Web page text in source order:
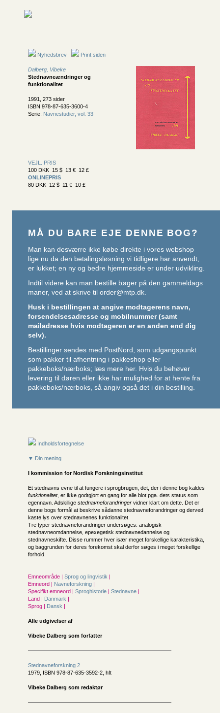
Nyhedsbrev Print siden
Dalberg, Vibeke
Stednavneændringer og
funktionalitet
1991, 273 sider
ISBN 978-87-635-3600-4
Serie: Navnestudier, vol. 33
VEJL. PRIS
100 DKK 15 $ 13 € 12 £
ONLINEPRIS
80 DKK 12 $ 11 € 10 £
MÅ DU BARE EJE DENNE BOG?
Man kan desværre ikke købe direkte i vores webshop
lige nu da den betalingsløsning vi tidligere har anvendt,
er lukket; en ny og bedre hjemmeside er under udvikling.
Indtil videre kan man bestille bøger på den gammeldags
maner, ved at skrive til order@mtp.dk.
Husk i bestillingen at angive modtagerens navn,
forsendelsesadresse og mobilnummer (samt
mailadresse hvis modtageren er en anden end dig
selv).
Bestillinger sendes med PostNord, som udgangspunkt
som pakker til afhentning i pakkeshop eller
pakkeboks/nærboks; læs mere her. Hvis du behøver
levering til døren eller ikke har mulighed for at hente fra
pakkeboks/nærboks, så angiv også det i din bestilling.
Indholdsfortegnelse
▼ Din mening
I kommission forNordisk Forskningsinstitut
Et stednavns evne til at fungere i sprogbrugen, det, der i denne bog kaldes
funktionalitet, er ikke godtgjort en gang for alle blot pga. dets status som
egennavn. Adskillige stednavneforandringer vidner klart om dette. Det er
denne bogs formål at beskrive sådanne stednavneforandringer og derved
kaste lys over stednavnenes funktionalitet.
Tre typer stednavneforandringer undersøges: analogisk
stednavneomdannelse, epexegetisk stednavnedannelse og
stednavneskifte. Disse rummer hver især meget forskellige karakteristika,
og baggrunden for deres forekomst skal derfor søges i meget forskellige
forhold.
Emneområde | Sprog og lingvistik |
Emneord | Navneforskning |
Specifikt emneord | Sproghistorie | Stednavne |
Land | Danmark |
Sprog | Dansk |
Alle udgivelser af
Vibeke Dalberg som forfatter
Stednavneforskning 2
1979, ISBN 978-87-635-3592-2, hft
Vibeke Dalberg som redaktør